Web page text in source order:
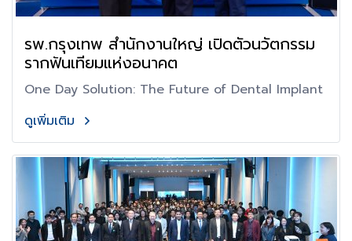
รพ.กรุงเทพ สำนักงานใหญ่ เปิดตัวนวัตกรรม
รากฟันเทียมแห่งอนาคต
One Day Solution: The Future of Dental Implant
ดูเพิ่มเติม